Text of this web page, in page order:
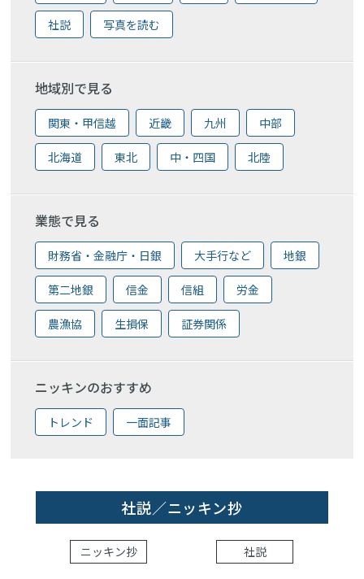
社説 写真を読む
地域別で見る
関東・甲信越 近畿 九州 中部
北海道 東北 中・四国 北陸
業態で見る
財務省・金融庁・日銀 大手行など 地銀
第二地銀 信金 信組 労金
農漁協 生損保 証券関係
ニッキンのおすすめ
トレンド 一面記事
社説／ニッキン抄
ニッキン抄 社説